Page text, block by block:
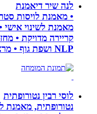
לנה שיר דיאמנת
• מאמנת לויסות סטרס •
מאמנת לשינוי אישי •
קריירה מדויקת •
לוסי רבין נטורופתית
נטורופתית, מאמנת